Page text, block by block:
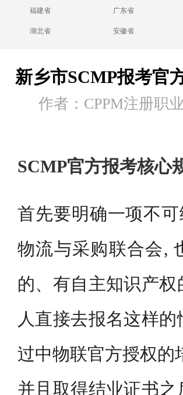
福建省 广东省
湖北省 安徽省
新乡市SCMP报考官
作者：CPPM注册职
SCMP官方报考核心
首先要明确一项不
物流与采购联合会,
的、有自主知识产
人直接去报名这样
过中物联官方授权的
并且取得结业证书